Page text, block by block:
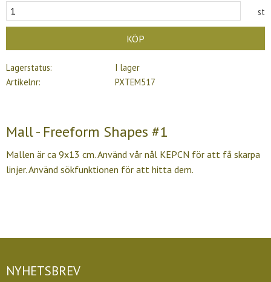
st
KÖP
Lagerstatus
I lager
Artikelnr
PXTEM517
Mall - Freeform Shapes #1
Mallen är ca 9x13 cm. Använd vår nål KEPCN för att få skarpa
linjer. Använd sökfunktionen för att hitta dem.
NYHETSBREV